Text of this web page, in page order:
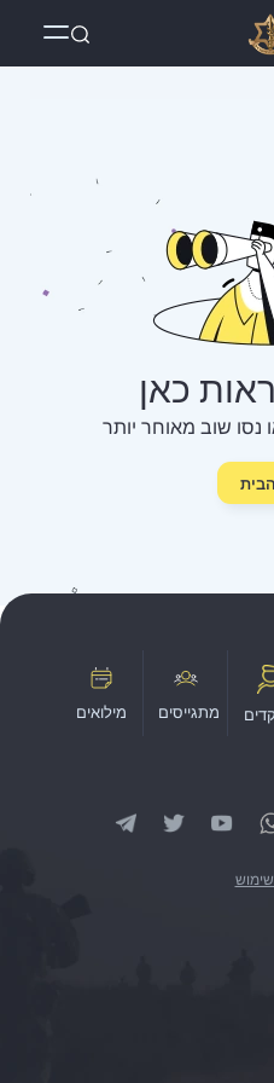
כאן
מילואים מתגייסים